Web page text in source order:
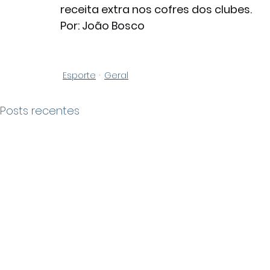
receita extra nos cofres dos clubes.
Por: João Bosco
Esporte Geral
Posts recentes